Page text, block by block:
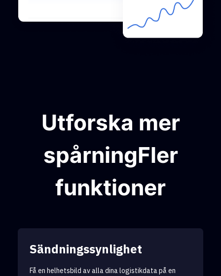
Utforska mer
spårningFler
funktioner
Sändningssynlighet
Få en helhetsbild av alla dina logistikdata på en